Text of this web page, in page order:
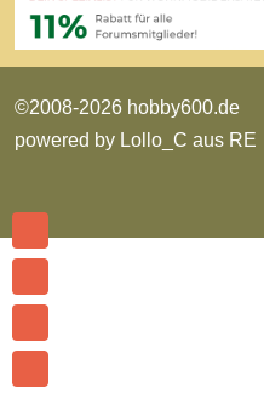
©2008-2026 hobby600.de
powered by Lollo_C aus RE